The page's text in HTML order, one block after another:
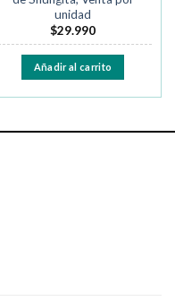
unidad
$29.990
Añadir al carrito